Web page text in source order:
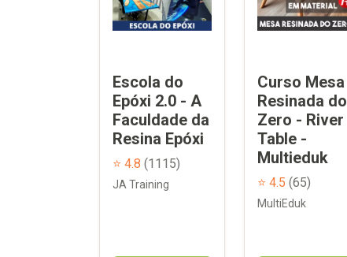
Escola do
Epóxi 2.0 - A
Faculdade da
Resina Epóxi
⭐ 4.8 (1115)
JA Training
Curso Mesa
Resinada do
Zero - River
Table -
Multieduk
⭐ 4.5 (65)
MultiEduk